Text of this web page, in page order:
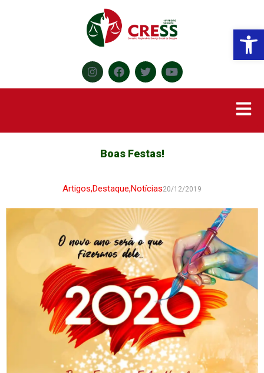
Boas Festas!
Artigos,Destaque,Notícias20/12/2019